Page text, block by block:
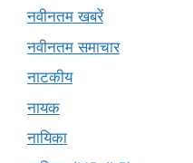
नवीनतम खबरें
नवीनतम समाचार
नाटकीय
नायक
नायिका